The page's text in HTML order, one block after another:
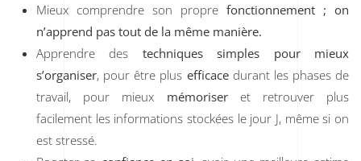
Mieux comprendre son propre fonctionnement ; on
n’apprend pas tout de la même manière.
Apprendre des techniques simples pour mieux
s’organiser, pour être plus efficacedurant les phases de
travail, pour mieux mémoriseret retrouver plus
facilement les informations stockées le jour J, même si on
est stressé.